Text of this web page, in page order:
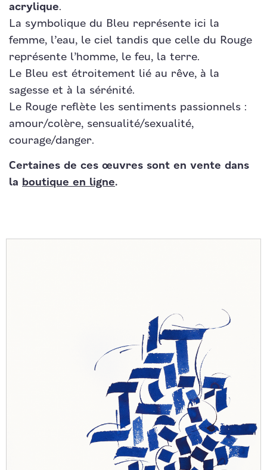
acrylique.
La symbolique du Bleu représente ici la
femme, l’eau, le ciel tandis que celle du Rouge
représente l’homme, le feu, la terre.
Le Bleu est étroitement lié au rêve, à la
sagesse et à la sérénité.
Le Rouge reflète les sentiments passionnels :
amour/colère, sensualité/sexualité,
courage/danger.
Certaines de ces œuvres sont en vente dans
la boutique en ligne.